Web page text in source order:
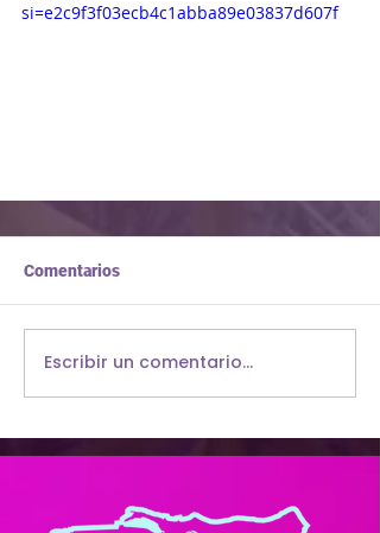
si=e2c9f3f03ecb4c1abba89e03837d607f
Comentarios
Escribir un comentario...